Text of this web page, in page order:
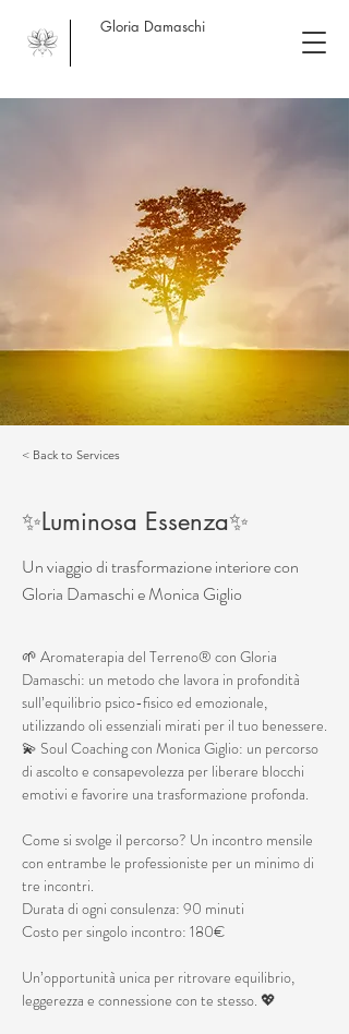
Gloria Damaschi
< Back to Services
✨Luminosa Essenza✨
Un viaggio di trasformazione interiore con
Gloria Damaschi e Monica Giglio
🌱 Aromaterapia del Terreno® con Gloria
Damaschi: un metodo che lavora in profondità
sull’equilibrio psico-fisico ed emozionale,
utilizzando oli essenziali mirati per il tuo benessere.
💫 Soul Coaching con Monica Giglio: un percorso
di ascolto e consapevolezza per liberare blocchi
emotivi e favorire una trasformazione profonda.
Come si svolge il percorso? Un incontro mensile
con entrambe le professioniste per un minimo di
tre incontri.
Durata di ogni consulenza: 90 minuti
Costo per singolo incontro: 180€
Un’opportunità unica per ritrovare equilibrio,
leggerezza e connessione con te stesso. 💖